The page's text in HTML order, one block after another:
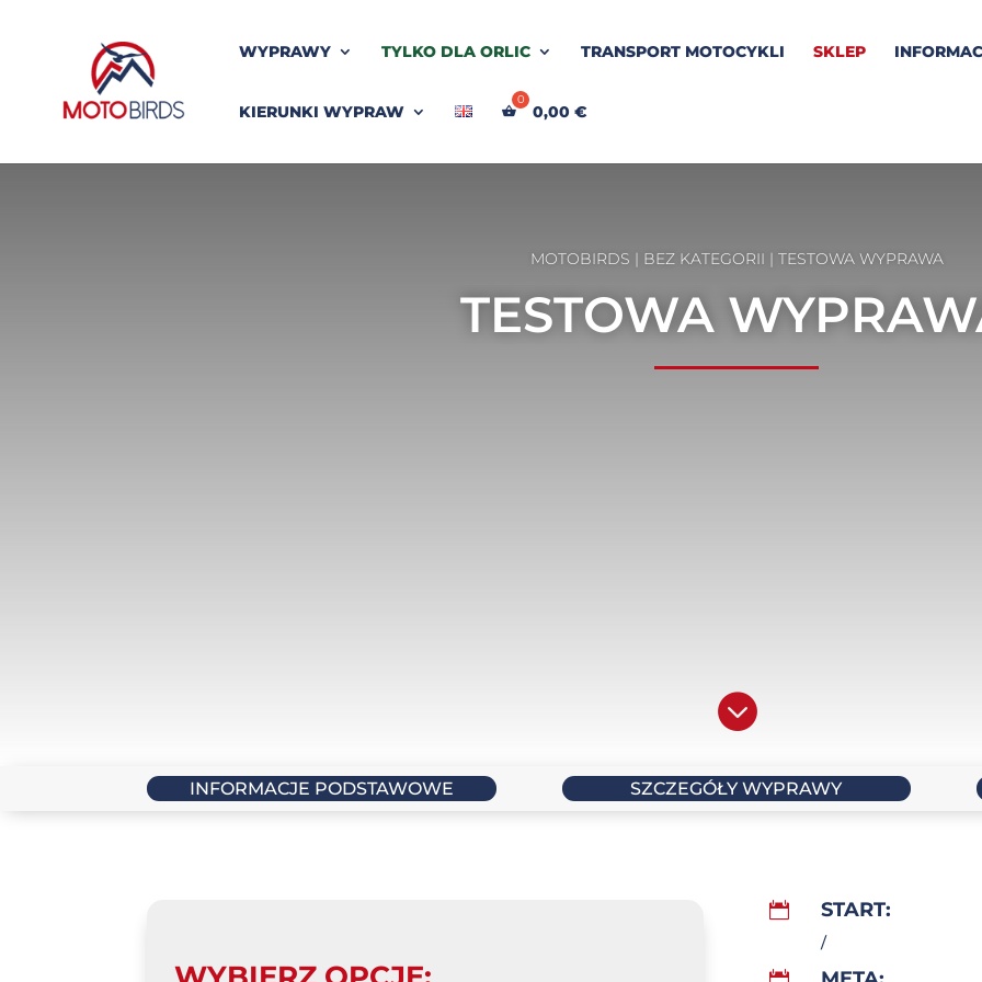
WYPRAWY TYLKO DLA ORLIC TRANSPORT MOTOCYKLI SKLEP
KIERUNKI WYPRAW 0,00 €
MOTOBIRDS| BEZ KATEGORII| TESTOWA WYPRAWA
TESTOWA

INFORMACJE PODSTAWOWE SZCZEGÓŁY WYPRAWY
 START:

DOŁĄCZ DO NASZEGO
NEWSLETTERA
[